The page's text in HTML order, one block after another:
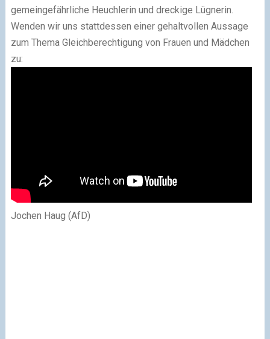
gemeingefährliche Heuchlerin und dreckige Lügnerin.
Wenden wir uns stattdessen einer gehaltvollen Aussage
zum Thema Gleichberechtigung von Frauen und Mädchen
zu:
Jochen Haug (AfD)